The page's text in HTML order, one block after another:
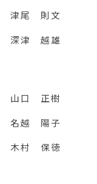
津尾 則文
深津 越雄
山口 正樹
名越 陽子
木村 保徳